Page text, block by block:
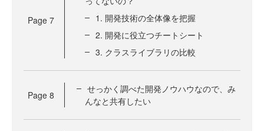
Page 7
1. 開発技術の全体像を把握
2. 開発に役立つチートシート
3. クラスライブラリの比較
Page 8
せっかく調べた開発ノウハウなので、み
んなと共有したい